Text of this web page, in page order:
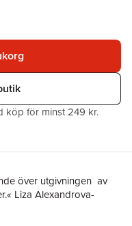
köp för minst 249 kr.
över utgivningen av
Liza Alexandrova-